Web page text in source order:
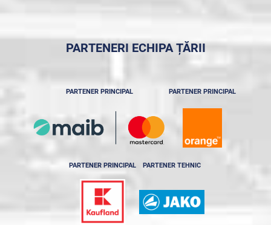
PARTENERI ECHIPA ȚĂRII
PARTENER PRINCIPAL PARTENER PRINCIPAL
PARTENER PRINCIPAL PARTENER TEHNIC